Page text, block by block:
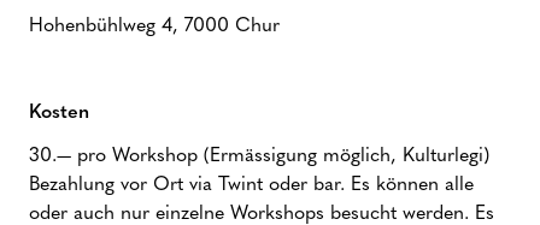
Hohenbühlweg 4, 7000 Chur
Kosten
30.— pro Workshop (Ermässigung möglich, Kulturlegi)
Bezahlung vor Ort via Twint oder bar. Es können alle
oder auch nur einzelne Workshops besucht werden. Es